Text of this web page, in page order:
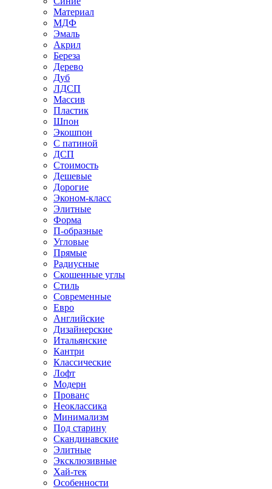
Материал
МДФ
Эмаль
Акрил
Береза
Дерево
Дуб
ЛДСП
Массив
Пластик
Шпон
Экошпон
С патиной
ДСП
Стоимость
Дешевые
Дорогие
Эконом-класс
Элитные
Форма
П-образные
Угловые
Прямые
Радиусные
Скошенные углы
Стиль
Современные
Евро
Английские
Дизайнерские
Итальянские
Кантри
Классические
Лофт
Модерн
Прованс
Неоклассика
Минимализм
Под старину
Скандинавские
Элитные
Эксклюзивные
Хай-тек
Особенности